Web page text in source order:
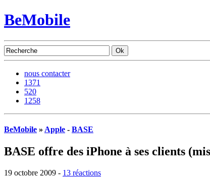
BeMobile
nous contacter
1371
520
1258
BeMobile » Apple - BASE
BASE offre des iPhone à ses clients
19 octobre 2009 - 13 réactions